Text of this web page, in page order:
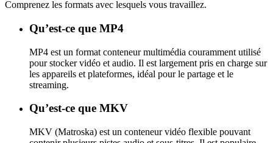
Comprenez les formats avec lesquels vous travaillez.
Qu’est-ce que MP4
MP4 est un format conteneur multimédia couramment utilisé
pour stocker vidéo et audio. Il est largement pris en charge sur
les appareils et plateformes, idéal pour le partage et le
streaming.
Qu’est-ce que MKV
MKV (Matroska) est un conteneur vidéo flexible pouvant